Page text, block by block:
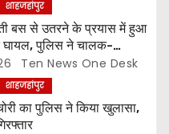
शाहजहांपुर
बस से उतरने के प्रयास में हुआ
घायल, पुलिस ने चालक-
के लिए हिरासत में लिया
Ten News One Desk
शाहजहांपुर
का पुलिस ने किया खुलासा,